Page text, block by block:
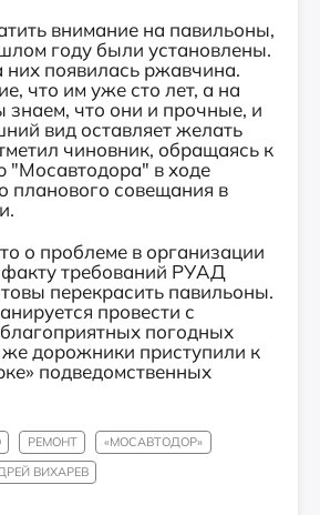
внимание на павильоны,
году были установлены.
появилась ржавчина.
что им уже сто лет, а на
знаем, что они и прочные, и
вид оставляет желать
чиновник, обращаясь к
"Мосавтодора" в ходе
планового совещания в
о проблеме в организации
факту требований РУАД
перекрасить павильоны.
провести с
погодных
дорожники приступили к
подведомственных
РЕМОНТ
«МОСАВТОДОР»
ВИХАРЕВ